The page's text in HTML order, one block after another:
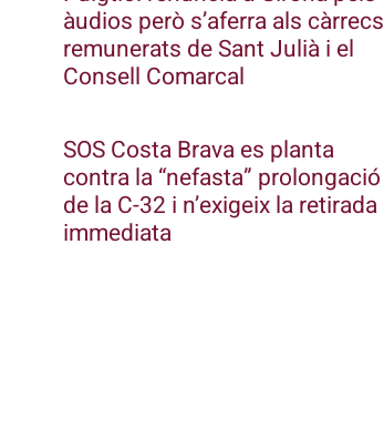
àudios però s’aferra als càrrecs
remunerats de Sant Julià i el
Consell Comarcal
SOS Costa Brava es planta
contra la “nefasta” prolongació
de la C-32 i n’exigeix la retirada
immediata